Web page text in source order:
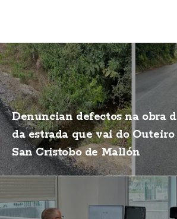
Denuncian defectos na obra
da estrada que vai do
San Cristobo de Mallón